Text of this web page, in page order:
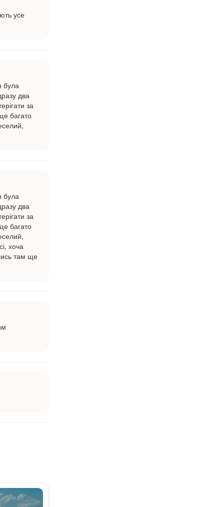
усе
була
два
за
багато
була
два
за
багато
хоча
там ще